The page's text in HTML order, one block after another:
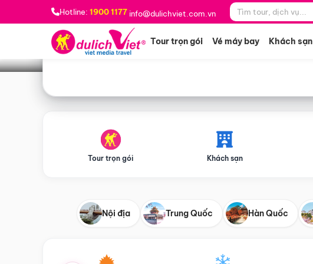
Hotline: 1900 1177 info@dulichviet.com.vn
Tour trọn gói Vé máy bay Khách sạn
Bạn muốn đi đâu? *
Tour trọn gói Khách sạn
Nội địa Trung Quốc Hàn Quốc